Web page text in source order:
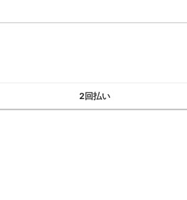
2回払い